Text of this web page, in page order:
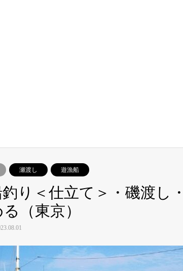
瀬渡し 遊漁船
り＜仕立て＞・磯渡し
（東京）